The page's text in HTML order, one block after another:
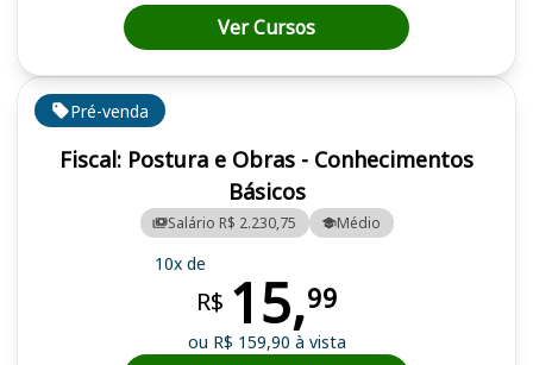
Pré-venda
Fiscal: Postura e Obras - Conhecimentos
Básicos
Salário R$ 2.230,75 Médio
10x de
R$ 15,99
ou R$ 159,90 à vista
Ver Cursos